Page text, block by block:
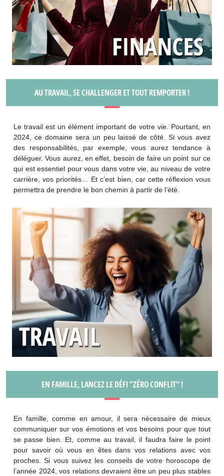
AU TRAVAIL, SE CHALLENGER ET TOUT REMPORTER !
Le travail est un élément important de votre vie. Pourtant, en
2024, ce domaine sera un peu laissé de côté. Si vous avez
des responsabilités, par exemple, vous aurez tendance à
déléguer. Vous aurez, en effet, besoin de faire un point sur ce
qui est essentiel pour vous dans votre vie, au niveau de votre
carrière, vos priorités… Et c’est bien, car cette réflexion vous
permettra de prendre le bon chemin à partir de l’été.
EN FAMILLE, LANCEZ LE DÉFI "ZÉRO CONFLIT" !
En famille, comme en amour, il sera nécessaire de mieux
communiquer sur vos émotions et vos besoins pour que tout
se passe bien. Et, comme au travail, il faudra faire le point
pour savoir où vous en êtes dans vos relations avec vos
proches. Si vous suivez les conseils de votre horoscope de
l’année 2024, vos relations devraient être un peu plus stables